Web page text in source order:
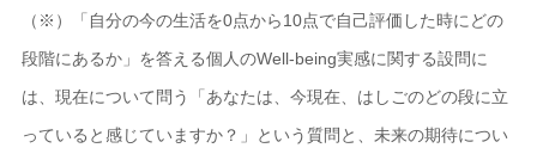
（※）「自分の今の生活を0点から10点で自己評価した時にどの
段階にあるか」を答える個人のWell-being実感に関する設問に
は、現在について問う「あなたは、今現在、はしごのどの段に立
っていると感じていますか？」という質問と、未来の期待につい